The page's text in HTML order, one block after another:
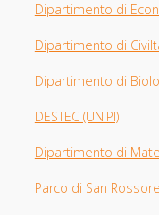
Dipartimento di
Dipartimento di
Dipartimento di
DESTEC (UNIPI)
Dipartimento di
Parco di San